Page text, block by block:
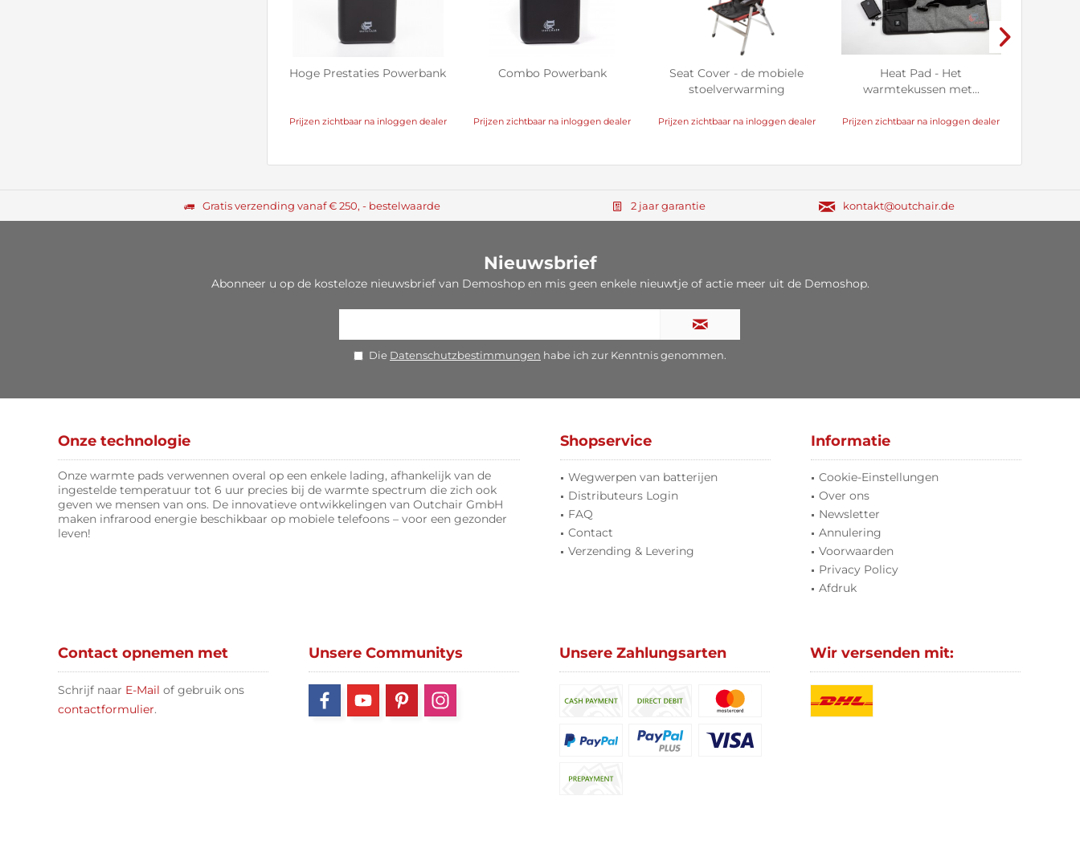
Hoge Prestaties Powerbank
Prijzen zichtbaar na inloggen dealer
Combo Powerbank
Prijzen zichtbaar na inloggen dealer
Seat Cover - de mobiele
stoelverwarming
Prijzen zichtbaar na inloggen dealer
Heat Pad - Het
warmtekussen met...
Prijzen zichtbaar na inloggen dealer
Gratis verzending vanaf € 250, - bestelwaarde 2 jaar garantie kontakt@outchair.de
Nieuwsbrief
Abonneer u op de kosteloze nieuwsbrief van Demoshop en mis geen enkele nieuwtje of actie meer uit de Demoshop.
Die Datenschutzbestimmungen habe ich zur Kenntnis genommen.
Onze technologie
Onze warmte pads verwennen overal op een enkele lading, afhankelijk van de
ingestelde temperatuur tot 6 uur precies bij de warmte spectrum die zich ook
geven we mensen van ons. De innovatieve ontwikkelingen van Outchair GmbH
maken infrarood energie beschikbaar op mobiele telefoons – voor een gezonder
leven!
Shopservice
Wegwerpen van batterijen
Distributeurs Login
FAQ
Contact
Verzending & Levering
Informatie
Cookie-Einstellungen
Over ons
Newsletter
Annulering
Voorwaarden
Privacy Policy
Afdruk
Contact opnemen met
Schrijf naar E-Mail of gebruik ons
contactformulier.
Unsere Communitys Unsere Zahlungsarten Wir versenden mit: